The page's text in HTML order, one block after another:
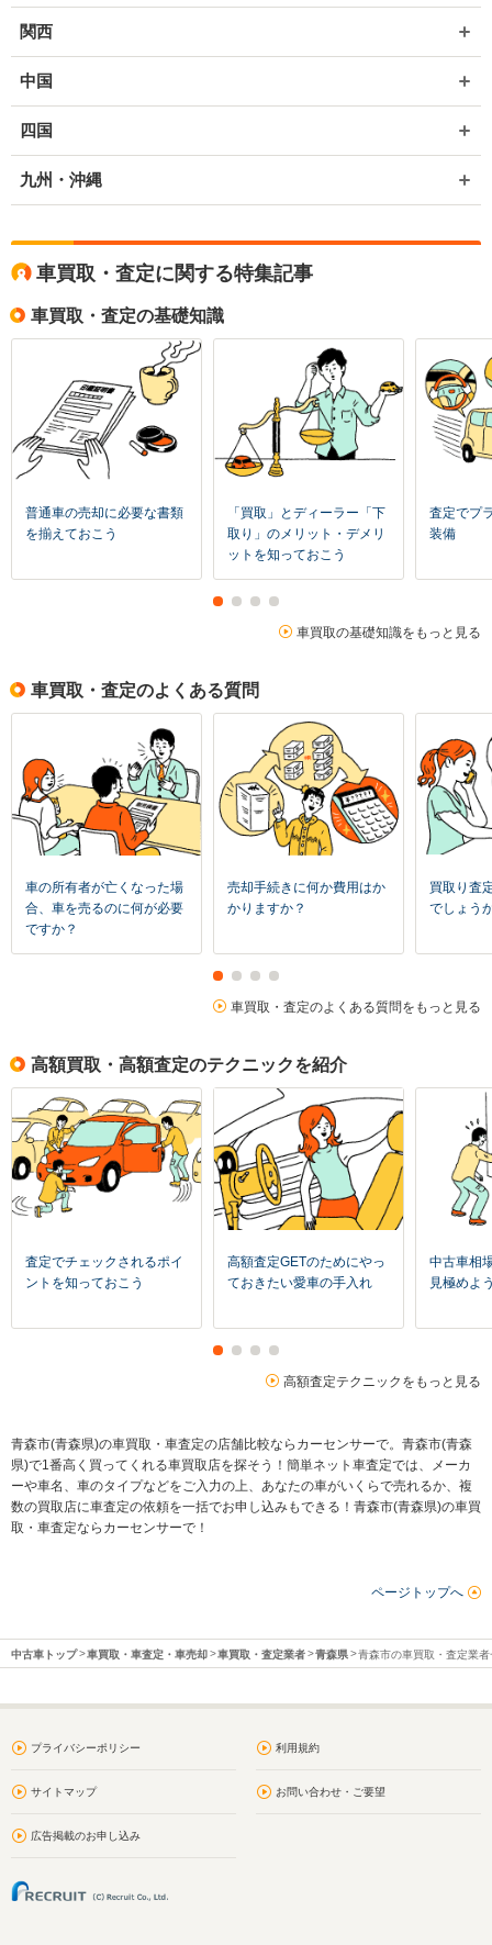
関西
中国
四国
九州・沖縄
車買取・査定に関する特集記事
車買取・査定の基礎知識
普通車の売却に必要な書類
を揃えておこう
「買取」とディーラー「下
取り」のメリット・デメリ
ットを知っておこう
査定でプ
装備
車買取の基礎知識をもっと見る
車買取・査定のよくある質問
車の所有者が亡くなった場
合、車を売るのに何が必要
ですか？
売却手続きに何か費用はか
かりますか？
買取り査
でしょう
車買取・査定のよくある質問をもっと見る
高額買取・高額査定のテクニックを紹介
査定でチェックされるポイ
ントを知っておこう
高額査定GETのためにやっ
ておきたい愛車の手入れ
中古車相
見極めよ
高額査定テクニックをもっと見る
青森市(青森県)の車買取・車査定の店舗比較ならカーセンサーで。青森市(青森
県)で1番高く買ってくれる車買取店を探そう！簡単ネット車査定では、メーカ
ーや車名、車のタイプなどをご入力の上、あなたの車がいくらで売れるか、複
数の買取店に車査定の依頼を一括でお申し込みもできる！青森市(青森県)の車買
取・車査定ならカーセンサーで！
ページトップへ
中古車トップ 車買取・車査定・車売却 車買取・査定業者 青森県 青森市の車買取・査定業者
プライバシーポリシー 利用規約
サイトマップ お問い合わせ・ご要望
広告掲載のお申し込み